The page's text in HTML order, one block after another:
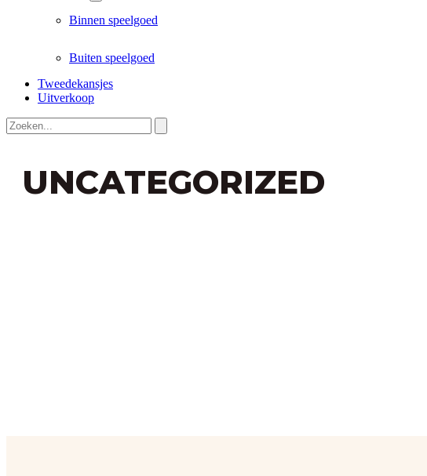
Binnen speelgoed
Buiten speelgoed
Tweedekansjes
Uitverkoop
Zoeken
UNCATEGORIZED